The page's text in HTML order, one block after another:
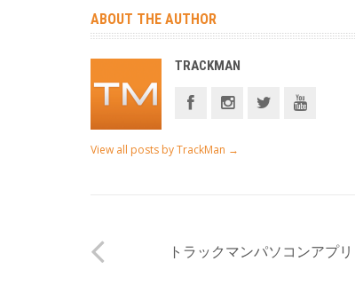
ABOUT THE AUTHOR
TRACKMAN
View all posts by TrackMan →
トラックマンパソコンア